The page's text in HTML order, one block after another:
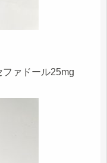
ァドール25mg